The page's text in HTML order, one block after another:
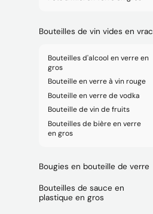
Bouteilles de vin vides en vrac
Bouteilles d'alcool en verre en
gros
Bouteille en verre à vin rouge
Bouteille en verre de vodka
Bouteille de vin de fruits
Bouteilles de bière en verre
en gros
Bougies en bouteille de verre
Bouteilles de sauce en
plastique en gros